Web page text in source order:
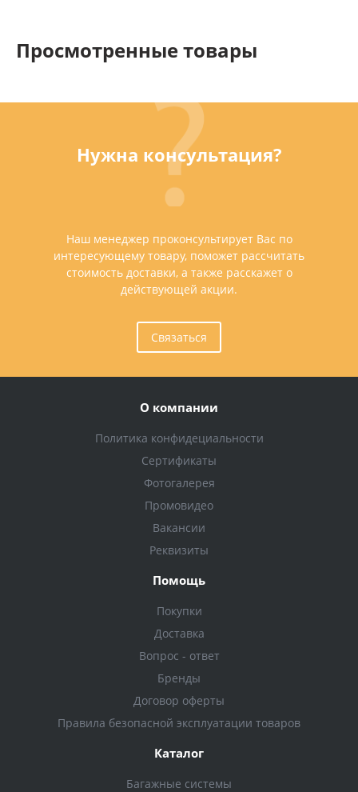
Просмотренные товары
Нужна консультация?
Наш менеджер проконсультирует Вас по
интересующему товару, поможет рассчитать
стоимость доставки, а также расскажет о
действующей акции.
Связаться
О компании
Политика конфидециальности
Сертификаты
Фотогалерея
Промовидео
Вакансии
Реквизиты
Помощь
Покупки
Доставка
Вопрос - ответ
Бренды
Договор оферты
Правила безопасной эксплуатации товаров
Каталог
Багажные системы